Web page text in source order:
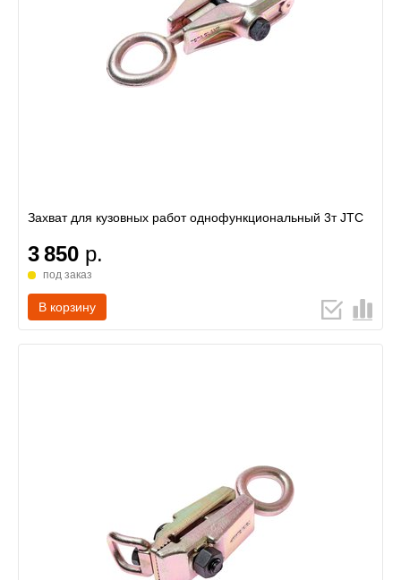
Захват для кузовных работ однофункциональный 3т JTC
3 850 р.
под заказ
В корзину